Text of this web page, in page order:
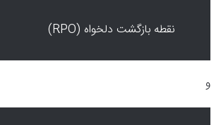
نقطه بازگشت دلخواه (RPO)
و